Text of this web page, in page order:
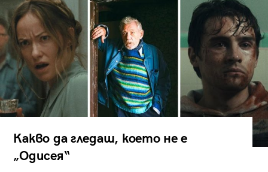
Какво да гледаш, което не е
„Одисея“